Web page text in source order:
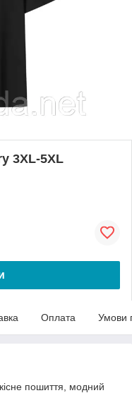
3XL-5XL
Оплата Умови
пошиття, модний